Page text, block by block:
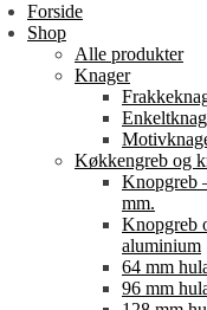
Forside
Shop
Alle produkter
Knager
Køkkengreb og
Knopgreb
mm.
Knopgreb
aluminium
64 mm
96 mm